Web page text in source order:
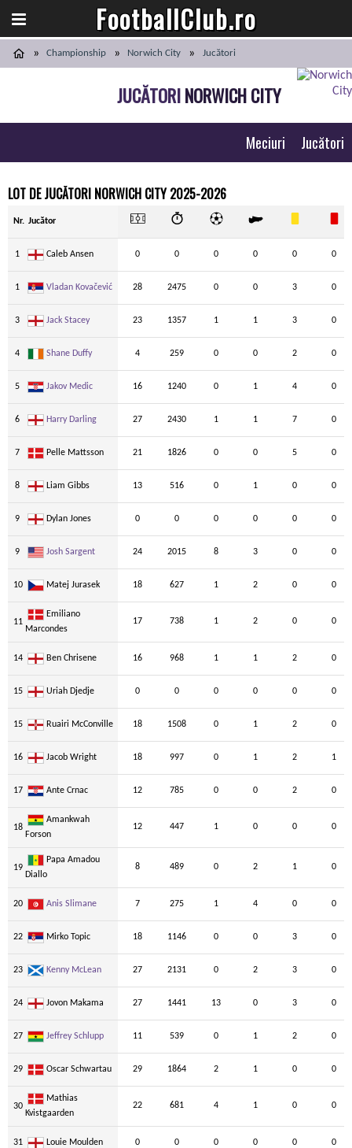
FootballClub.ro
Championship Norwich City Jucători
JUCĂTORINORWICH CITY
Meciuri Jucători
LOT DE JUCĂTORI NORWICH CITY 2025-2026
Nr. Jucător
1 Caleb Ansen 0 0 0 0 0 0
1 Vladan Kovačević 28 2475 0 0 3 0
3 Jack Stacey 23 1357 1 1 3 0
4 Shane Duffy 4 259 0 0 2 0
5 Jakov Medic 16 1240 0 1 4 0
6 Harry Darling 27 2430 1 1 7 0
7 Pelle Mattsson 21 1826 0 0 5 0
8 Liam Gibbs 13 516 0 1 0 0
9 Dylan Jones 0 0 0 0 0 0
9 Josh Sargent 24 2015 8 3 0 0
10 Matej Jurasek 18 627 1 2 0 0
11
Emiliano
Marcondes
17 738 1 2 0 0
14 Ben Chrisene 16 968 1 1 2 0
15 Uriah Djedje 0 0 0 0 0 0
15 Ruairi McConville 18 1508 0 1 2 0
16 Jacob Wright 18 997 0 1 2 1
17 Ante Crnac 12 785 0 0 2 0
18
Amankwah
Forson
12 447 1 0 0 0
19
Papa Amadou
Diallo
8 489 0 2 1 0
20 Anis Slimane 7 275 1 4 0 0
22 Mirko Topic 18 1146 0 0 3 0
23 Kenny McLean 27 2131 0 2 3 0
24 Jovon Makama 27 1441 13 0 3 0
27 Jeffrey Schlupp 11 539 0 1 2 0
29 Oscar Schwartau 29 1864 2 1 0 0
30
Mathias
Kvistgaarden
22 681 4 1 0 0
31 Louie Moulden 0 0 0 0 0 0